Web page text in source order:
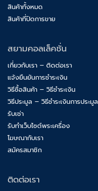
สินค้าทั้งหมด
สินค้าที่ปิดการขาย
สยามคอลเล็คชั่น
เกี่ยวกับเรา – ติดต่อเรา
แจ้งยืนยันการชำระเงิน
วิธีซื้อสินค้า – วิธีชำระเงิน
วิธีประมูล – วิธีชำระเงินการประมูล
รับเช่า
รับทำเว็บไซต์พระเครื่อง
โฆษณากับเรา
สมัครสมาชิก
ติดต่อเรา